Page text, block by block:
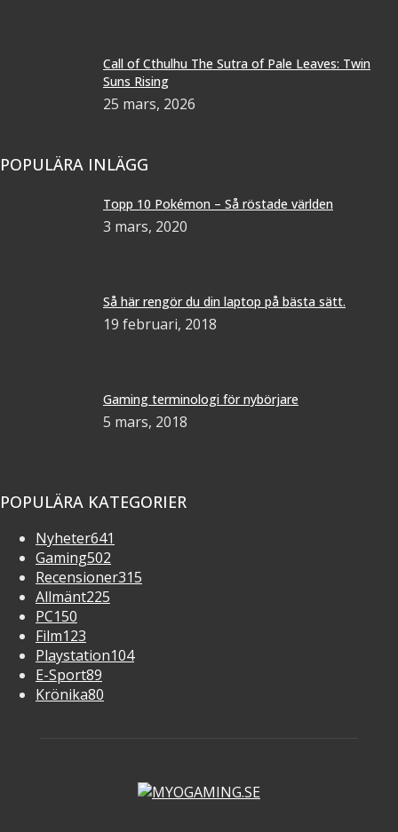
Call of Cthulhu The Sutra of Pale Leaves: Twin
Suns Rising
25 mars, 2026
POPULÄRA INLÄGG
Topp 10 Pokémon – Så röstade världen
3 mars, 2020
Så här rengör du din laptop på bästa sätt.
19 februari, 2018
Gaming terminologi för nybörjare
5 mars, 2018
POPULÄRA KATEGORIER
Nyheter641
Gaming502
Recensioner315
Allmänt225
PC150
Film123
Playstation104
E-Sport89
Krönika80